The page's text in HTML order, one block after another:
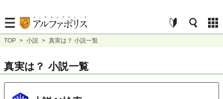
TOP > 小説 > 真実は？ 小説一覧
真実は？ 小説一覧